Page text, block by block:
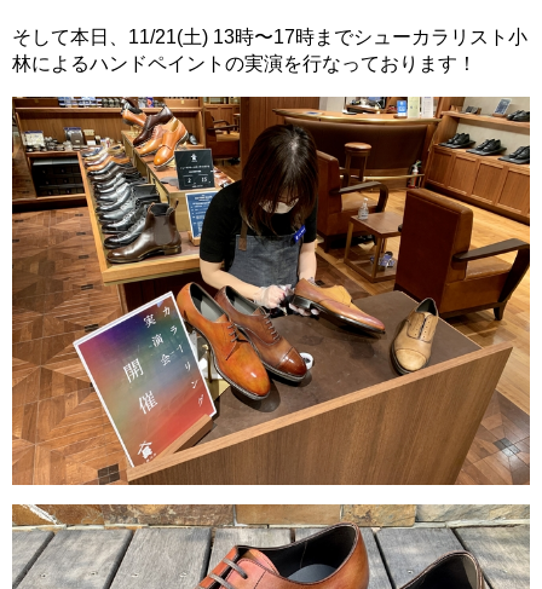
そして本日、11/21(土) 13時〜17時までシューカラリスト小
林によるハンドペイントの実演を行なっております！